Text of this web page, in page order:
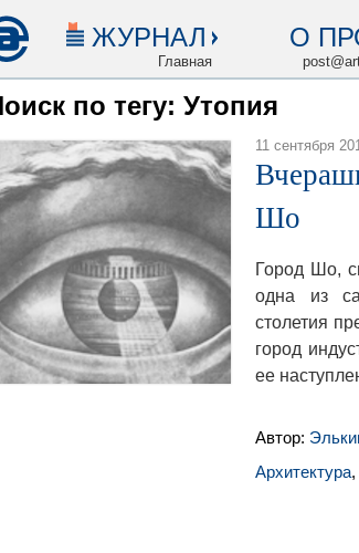
ЖУРНАЛ
Главная
О
по тегу: Утопия
11 сентября
Шо
Город Шо,
одна из
столетия
город
ее
Автор:
Архитектура,